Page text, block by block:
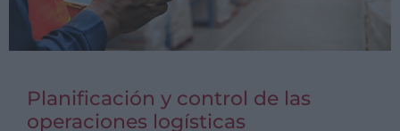
Planificación y control de las
operaciones logísticas